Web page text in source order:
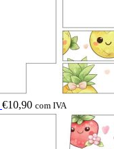
€10,90 com IVA